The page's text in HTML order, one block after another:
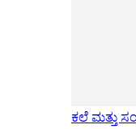
ಕಲೆ ಮತ್ತು